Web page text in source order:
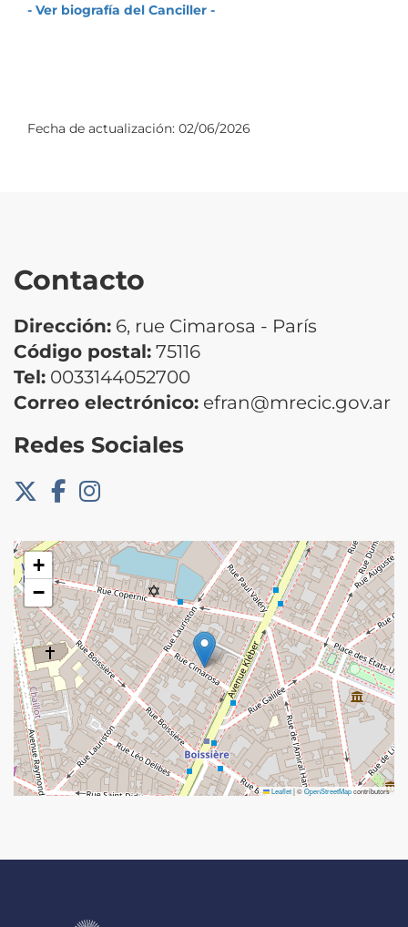
- Ver biografía del Canciller -
Fecha de actualización: 02/06/2026
Contacto
Dirección: 6, rue Cimarosa - París
Código postal: 75116
Tel: 0033144052700
Correo electrónico: efran@mrecic.gov.ar
Redes Sociales
+
−
Leaflet|©OpenStreetMapcontributors